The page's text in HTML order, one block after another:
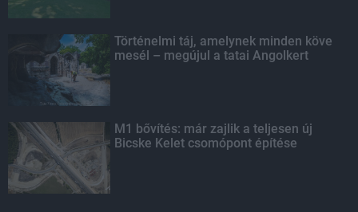
Történelmi táj, amelynek minden köve
mesél – megújul a tatai Angolkert
M1 bővítés: már zajlik a teljesen új
Bicske Kelet csomópont építése